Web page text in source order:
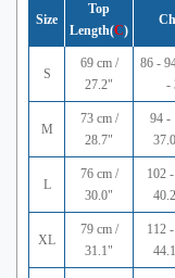
Size
Top
Length(C)
S
69 cm /
27.2"
86 -
-
M
73 cm /
28.7"
94 -
L
76 cm /
30.0"
102
XL
79 cm /
31.1"
112